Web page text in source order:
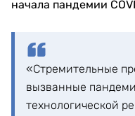
начала пандемии
«Стремительные
вызванные
технологической